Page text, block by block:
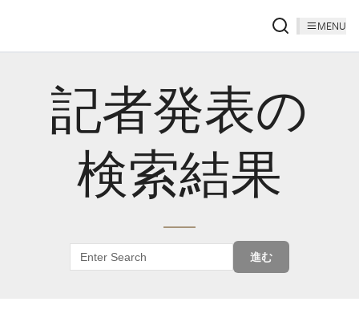
MENU
記者発表の
検索結果
進む